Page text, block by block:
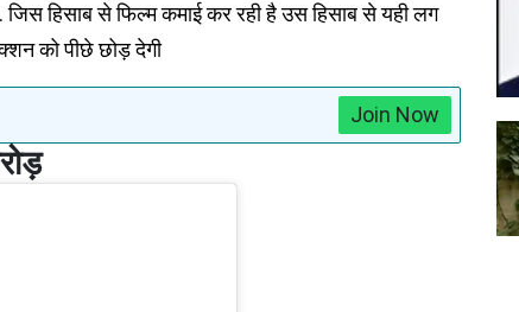
हिसाब से फिल्म कमाई कर रही है उस हिसाब से यही लग
को पीछे छोड़ देगी
Join Now